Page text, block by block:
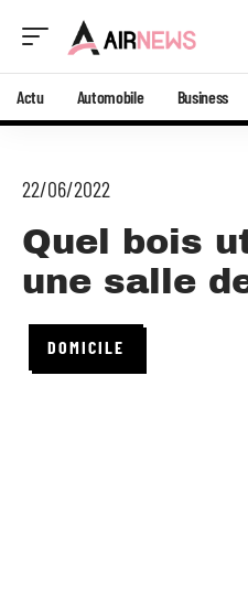
Actu Automobile Business
22/06/2022
Quel bois
une salle
DOMICILE